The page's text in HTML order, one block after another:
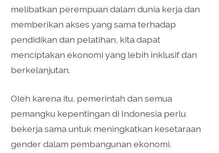
melibatkan perempuan dalam dunia kerja dan
memberikan akses yang sama terhadap
pendidikan dan pelatihan, kita dapat
menciptakan ekonomi yang lebih inklusif dan
berkelanjutan.
Oleh karena itu, pemerintah dan semua
pemangku kepentingan di Indonesia perlu
bekerja sama untuk meningkatkan kesetaraan
gender dalam pembangunan ekonomi.